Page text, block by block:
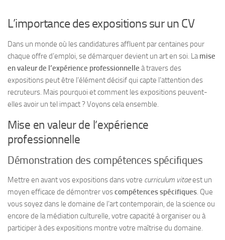
L’importance des expositions sur un CV
Dans un monde où les candidatures affluent par centaines pour
chaque offre d’emploi, se démarquer devient un art en soi. Lamise
en valeur de l’expérience professionnelle à travers des
expositions peut être l’élément décisif qui capte l’attention des
recruteurs. Mais pourquoi et comment les expositions peuvent-
elles avoir un tel impact ? Voyons cela ensemble.
Mise en valeur de l’expérience
professionnelle
Démonstration des compétences spécifiques
Mettre en avant vos expositions dans votre curriculum vitaeest un
moyen efficace de démontrer voscompétences spécifiques. Que
vous soyez dans le domaine de l’art contemporain, de la science ou
encore de la médiation culturelle, votre capacité à organiser ou à
participer à des expositions montre votre maîtrise du domaine.